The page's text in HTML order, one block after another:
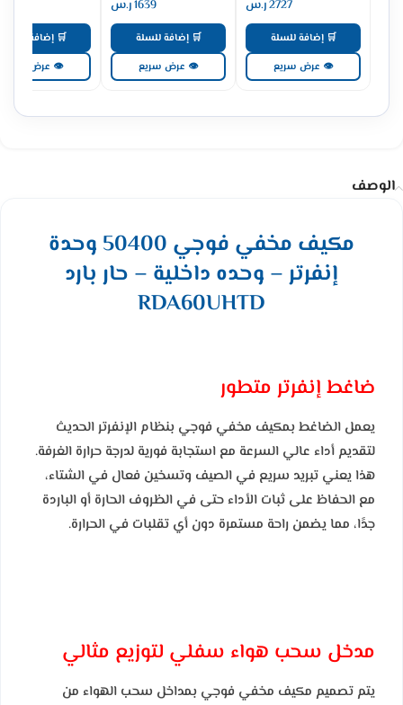
2727ر.س
🛒 إضافة للسلة
👁 عرض سريع
1639ر.س
🛒 إضافة للسلة
👁 عرض سريع
🛒 إضافة للسلة
👁 عرض سريع
الوصف
مكيف مخفي فوجي 50400 وحدة
إنفرتر – وحده داخلية – حار بارد
RDA60UHTD
ضاغط إنفرتر متطور
يعمل الضاغط بمكيف مخفي فوجي بنظام الإنفرتر الحديث
لتقديم أداء عالي السرعة مع استجابة فورية لدرجة حرارة الغرفة.
هذا يعني تبريد سريع في الصيف وتسخين فعال في الشتاء،
مع الحفاظ على ثبات الأداء حتى في الظروف الحارة أو الباردة
جدًا، مما يضمن راحة مستمرة دون أي تقلبات في الحرارة.
مدخل سحب هواء سفلي لتوزيع مثالي
يتم تصميم مكيف مخفي فوجي بمداخل سحب الهواء من